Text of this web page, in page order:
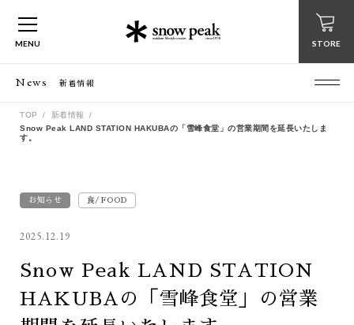
MENU STORE
News 新着情報
TOP
新着情報
Snow Peak LAND STATION HAKUBAの「雪峰食堂」の営業期間を延長いたしま
す。
お知らせ 食/FOOD
2025.12.19
Snow Peak LAND STATION
HAKUBAの「雪峰食堂」の営業